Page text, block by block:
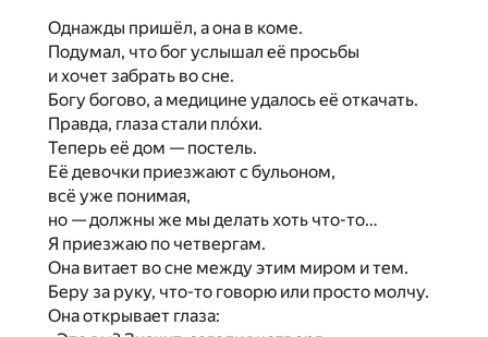
Однажды пришёл, а она в коме.
Подумал, что бог услышал её просьбы
и хочет забрать во сне.
Богу богово, а медицине удалось её откачать.
Правда, глаза стали плóхи.
Теперь её дом — постель.
Её девочки приезжают с бульоном,
всё уже понимая,
но — должны же мы делать хоть что-то…
Я приезжаю по четвергам.
Она витает во сне между этим миром и тем.
Беру за руку, что-то говорю или просто молчу.
Она открывает глаза: